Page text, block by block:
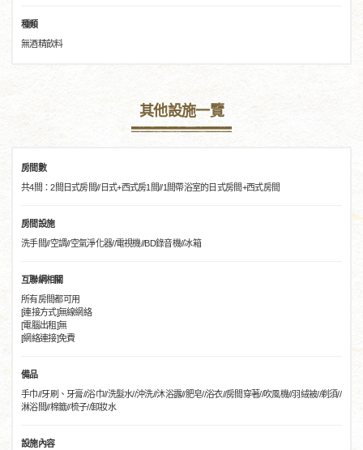
種類
無酒精飲料
其他設施一覽
房間數
共4間：2間日式房間//日式+西式房1間//1間帶浴室的日式房間+西式房間
房間設施
洗手間//空調//空氣淨化器//電視機//BD錄音機//冰箱
互聯網相關
所有房間都可用
[連接方式]無線網絡
[電腦出租]無
[網絡連接]免費
備品
手巾//牙刷、牙膏//浴巾//洗髮水//沖洗//沐浴露//肥皂//浴衣//房間穿著//吹風機//羽絨被//剃須//
淋浴間//棉籤//梳子//卸妝水
設施內容